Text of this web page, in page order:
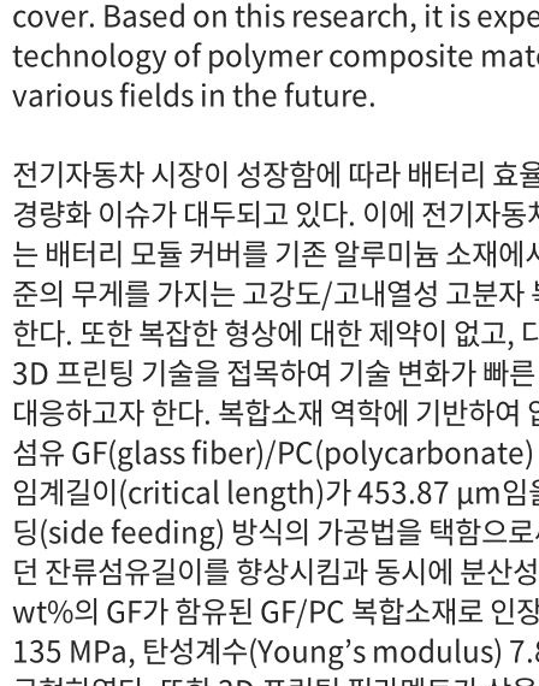
cover. Based on this research, it is
technology of polymer composite
various fields in the future.
전기자동차 시장이 성장함에 따라 배터리 효
경량화 이슈가 대두되고 있다. 이에 전기자
는 배터리 모듈 커버를 기존 알루미늄 소재
준의 무게를 가지는 고강도/고내열성 고분자
한다. 또한 복잡한 형상에 대한 제약이 없고,
3D 프린팅 기술을 접목하여 기술 변화가 빠
대응하고자 한다. 복합소재 역학에 기반하여
섬유 GF(glass fiber)/PC(polycarbonate)
임계길이(critical length)가 453.87 μm임
딩(side feeding) 방식의 가공법을 택함으
던 잔류섬유길이를 향상시킴과 동시에 분산
wt%의 GF가 함유된 GF/PC 복합소재로
135 MPa, 탄성계수(Young’s modulus)